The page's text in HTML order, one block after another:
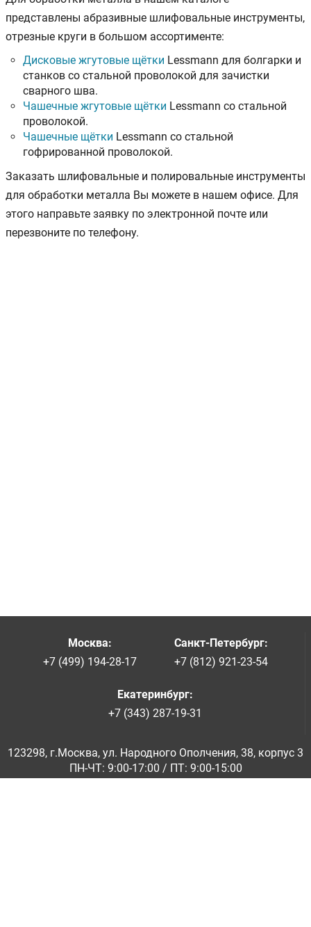
представлены абразивные шлифовальные инструменты,
отрезные круги в большом ассортименте:
Дисковые жгутовые щётки Lessmann для болгарки и
станков со стальной проволокой для зачистки
сварного шва.
Чашечные жгутовые щётки Lessmann со стальной
проволокой.
Чашечные щётки Lessmann со стальной
гофрированной проволокой.
Заказать шлифовальные и полировальные инструменты
для обработки металла Вы можете в нашем офисе. Для
этого направьте заявку по электронной почте или
перезвоните по телефону.
Москва:
+7 (499) 194-28-17
Санкт-Петербург:
+7 (812) 921-23-54
Екатеринбург:
+7 (343) 287-19-31
123298, г.Москва, ул. Народного Ополчения, 38, корпус 3
ПН-ЧТ: 9:00-17:00 / ПТ: 9:00-15:00